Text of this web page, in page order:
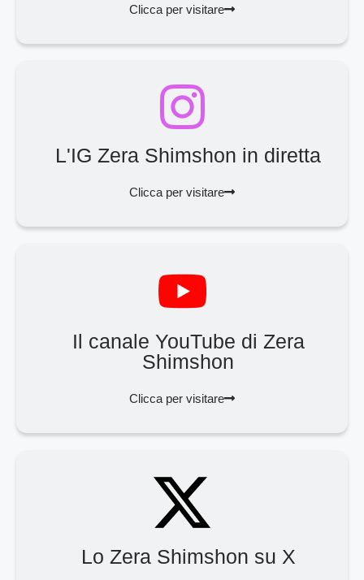
Clicca per visitare
L'IG Zera Shimshon in diretta
Clicca per visitare
Il canale YouTube di Zera
Shimshon
Clicca per visitare
Lo Zera Shimshon su X